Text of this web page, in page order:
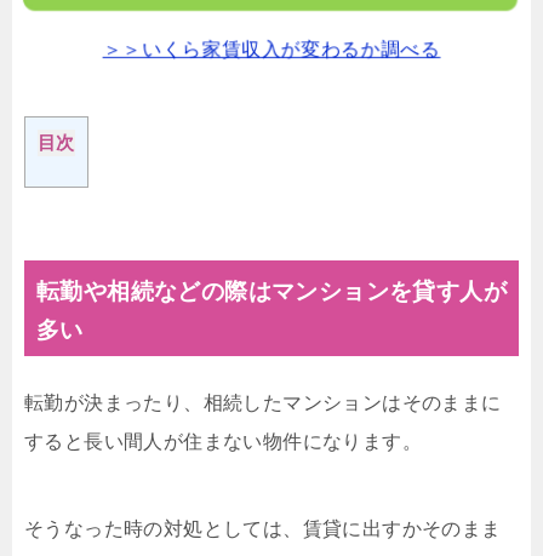
＞＞いくら家賃収入が変わるか調べる
目次
転勤や相続などの際はマンションを貸す人が
多い
転勤が決まったり、相続したマンションはそのままに
すると長い間人が住まない物件になります。
そうなった時の対処としては、賃貸に出すかそのまま